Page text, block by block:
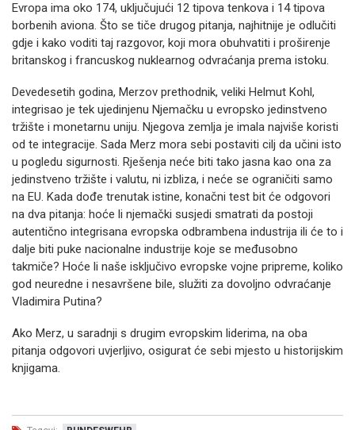
Evropa ima oko 174, uključujući 12 tipova tenkova i 14 tipova
borbenih aviona. Što se tiče drugog pitanja, najhitnije je odlučiti
gdje i kako voditi taj razgovor, koji mora obuhvatiti i proširenje
britanskog i francuskog nuklearnog odvraćanja prema istoku.
Devedesetih godina, Merzov prethodnik, veliki Helmut Kohl,
integrisao je tek ujedinjenu Njemačku u evropsko jedinstveno
tržište i monetarnu uniju. Njegova zemlja je imala najviše koristi
od te integracije. Sada Merz mora sebi postaviti cilj da učini isto
u pogledu sigurnosti. Rješenja neće biti tako jasna kao ona za
jedinstveno tržište i valutu, ni izbliza, i neće se ograničiti samo
na EU. Kada dođe trenutak istine, konačni test bit će odgovori
na dva pitanja: hoće li njemački susjedi smatrati da postoji
autentično integrisana evropska odbrambena industrija ili će to i
dalje biti puke nacionalne industrije koje se međusobno
takmiče? Hoće li naše isključivo evropske vojne pripreme, koliko
god neuredne i nesavršene bile, služiti za dovoljno odvraćanje
Vladimira Putina?
Ako Merz, u saradnji s drugim evropskim liderima, na oba
pitanja odgovori uvjerljivo, osigurat će sebi mjesto u historijskim
knjigama.